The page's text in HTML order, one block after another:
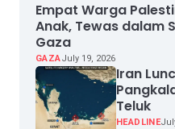
Empat Warga
Anak, Tewas dalam
Gaza
GAZAJuly 19, 2026
Iran
Teluk
HEADLINE